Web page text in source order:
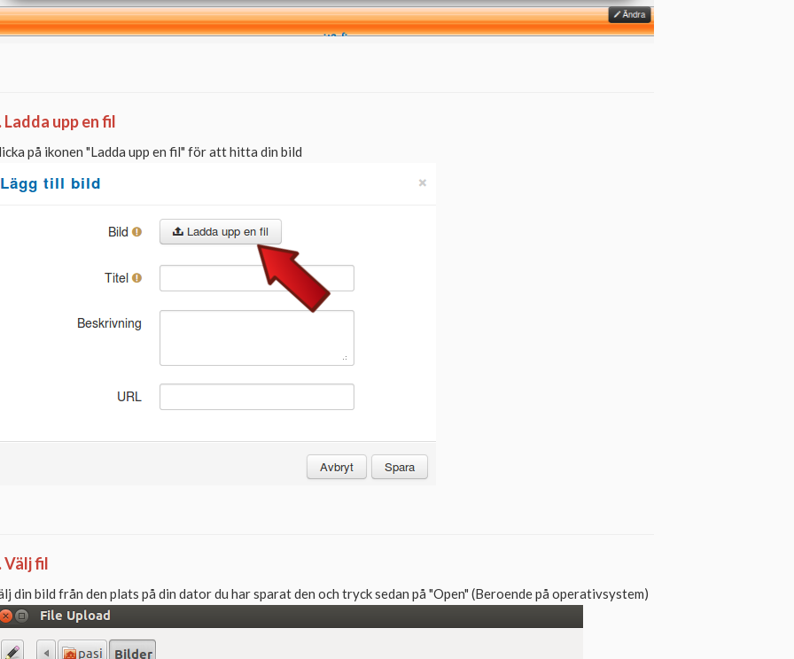
Ladda upp en fil
på ikonen "Ladda upp en fil" för att hitta din bild
Välj fil
din bild från den plats på din dator du har sparat den och tryck sedan på "Open" (Beroende på operativsystem)